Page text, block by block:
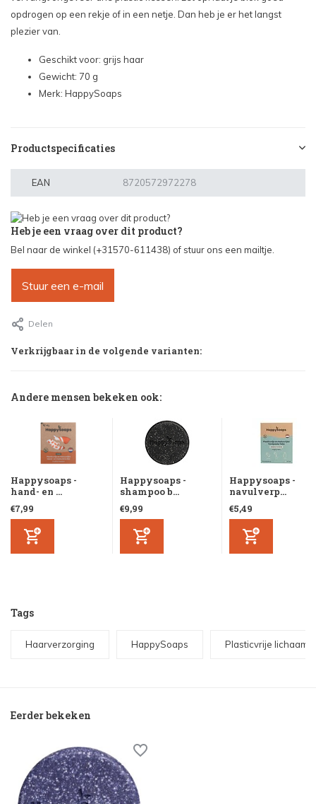
opdrogen op een rekje of in een netje. Dan heb je er het langst
plezier van.
Geschikt voor: grijs haar
Gewicht: 70 g
Merk: HappySoaps
Productspecificaties
EAN 8720572972278
Heb je een vraag over dit product?
Bel naar de winkel (+31570-611438) of stuur ons een mailtje.
Stuur een e-mail
Delen
Verkrijgbaar in de volgende varianten:
Andere mensen bekeken ook:
Happysoaps -
hand- en ...
€7,99
Happysoaps -
shampoo b...
€9,99
Happysoaps -
navulverp...
€5,49
Tags
Haarverzorging HappySoaps Plasticvrije
Eerder bekeken